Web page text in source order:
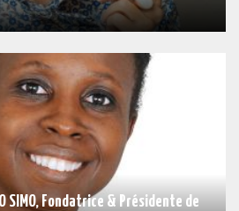
SIMO, Fondatrice & Présidente de